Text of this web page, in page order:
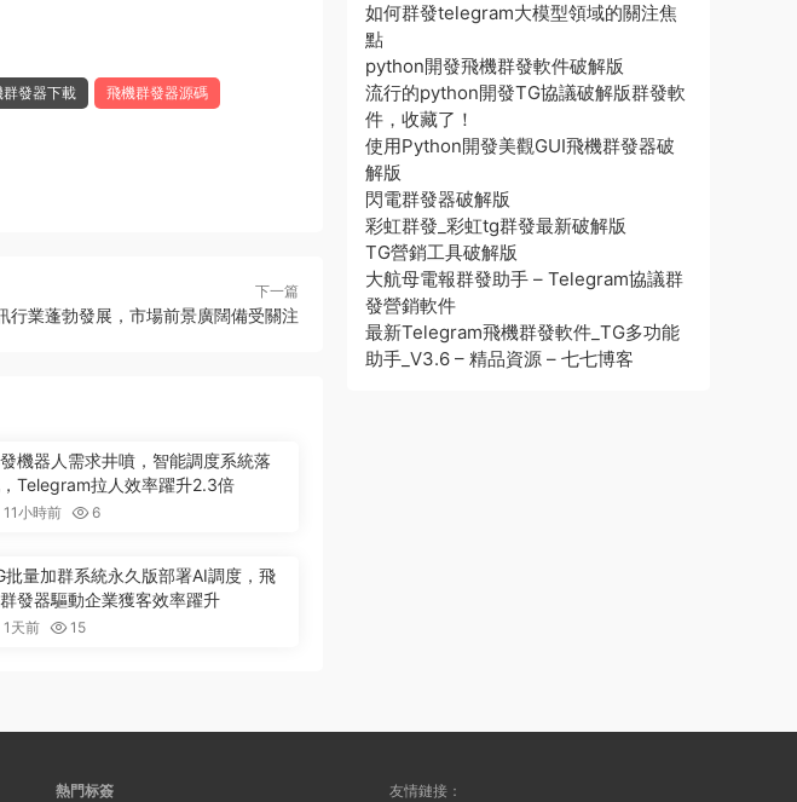
群發器下載
飛機群發器源碼
下一篇
行業蓬勃發展，市場前景廣闊備受關注
機器人需求井噴，智能調度系統落
Telegram拉人效率躍升2.3倍
11小時前 6
批量加群系統永久版部署AI調度，飛
發器驅動企業獲客效率躍升
1天前 15
如何群發telegram大模型領域的關注焦
點
python開發飛機群發軟件破解版
流行的python開發TG協議破解版群發軟
件，收藏了！
使用Python開發美觀GUI飛機群發器破
解版
閃電群發器破解版
彩虹群發_彩虹tg群發最新破解版
TG營銷工具破解版
大航母電報群發助手 – Telegram協議群
發營銷軟件
最新Telegram飛機群發軟件_TG多功能
助手_V3.6 – 精品資源 – 七七博客
熱門标簽
友情鏈接：